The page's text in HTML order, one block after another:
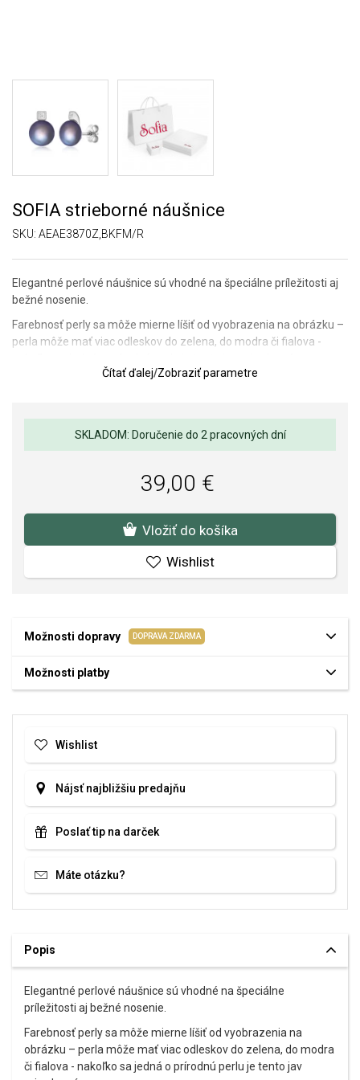
SOFIA strieborné náušnice
SKU: AEAE3870Z,BKFM/R
Elegantné perlové náušnice sú vhodné na špeciálne príležitosti aj
bežné nosenie.
Farebnosť perly sa môže mierne líšiť od vyobrazenia na obrázku –
perla môže mať viac odleskov do zelena, do modra či fialova -
Typ zapínania: napichovacie - puzetka.
úprava a osadenie akostných kameňov a perál spĺňa náročné
Čítať ďalej/Zobraziť parametre
SKLADOM: Doručenie do 2 pracovných dní
39,00 €
Vložiť do košíka
Wishlist
Možnosti dopravy DOPRAVA ZDARMA
Možnosti platby
Wishlist
Nájsť najbližšiu predajňu
Poslať tip na darček
Máte otázku?
Popis
Elegantné perlové náušnice sú vhodné na špeciálne
príležitosti aj bežné nosenie.
Farebnosť perly sa môže mierne líšiť od vyobrazenia na
obrázku – perla môže mať viac odleskov do zelena, do modra
či fialova - nakoľko sa jedná o prírodnú perlu je tento jav